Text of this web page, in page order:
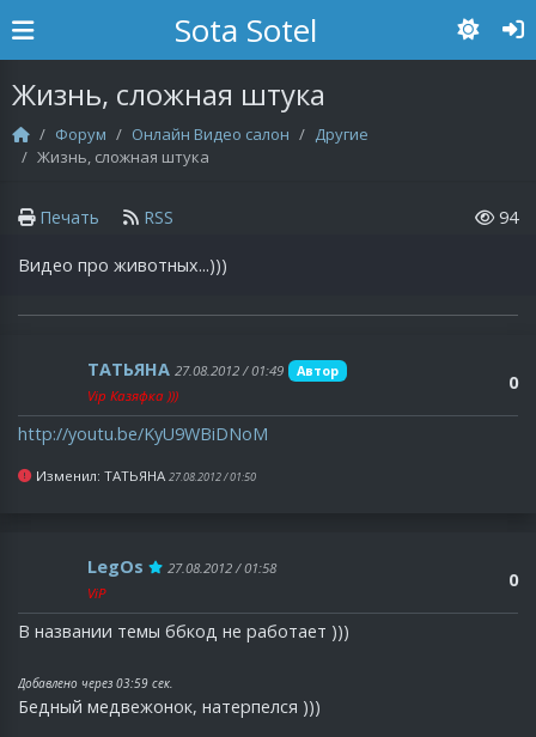
Sota Sotel
Жизнь, сложная штука
Форум Онлайн Видео салон
Другие
Жизнь, сложная штука
Печать RSS 94
Видео про животных...)))
ТAТЬЯНA 27.08.2012 / 01:49
Автор
Vip Казяфка )))
0
http://youtu.be/KyU9WBiDNoM
Изменил: ТAТЬЯНA 27.08.2012 / 01:50
LegOs
27.08.2012 / 01:58
ViP
0
В названии темы ббкод не работает )))
Добавлено через 03:59 сек.
Бедный медвежонок, натерпелся )))